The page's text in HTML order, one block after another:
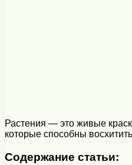
Растения — это живые
которые способны
Содержание статьи: